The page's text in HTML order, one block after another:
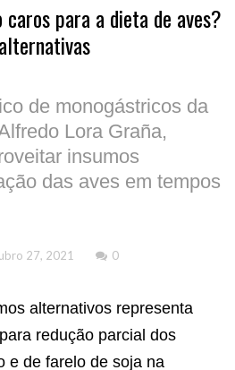
para a dieta de aves?
de monogástricos da
Lora Graña,
insumos
das aves em tempos
27, 2021 0
alternativos representa
redução parcial dos
e de farelo de soja na